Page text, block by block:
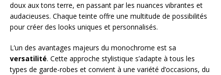
doux aux tons terre, en passant par les nuances vibrantes et
audacieuses. Chaque teinte offre une multitude de possibilités
pour créer des looks uniques et personnalisés.
L’un des avantages majeurs du monochrome est sa
versatilité. Cette approche stylistique s’adapte à tous les
types de garde-robes et convient à une variété d’occasions, du